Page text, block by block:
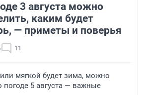
3 августа можно
каким будет
— приметы и поверья
11
мягкой будет зима, можно
погоде 5 августа — важные